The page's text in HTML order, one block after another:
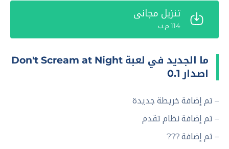
تنزيل مجاني
114 م.ب
ما الجديد في لعبة Don't Scream at Night
اصدار 0.1
– تم إضافة خريطة جديدة
– تم إضافة نظام تقدم
– تم إضافة ???